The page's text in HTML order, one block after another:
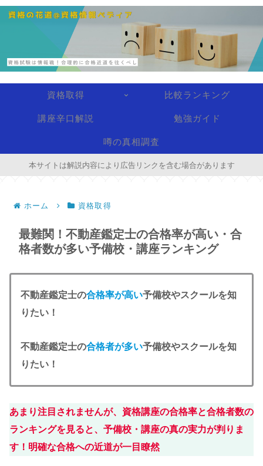
資格取得 比較ランキング
講座辛口解説 勉強ガイド
噂の真相調査
本サイトは解説内容により広告リンクを含む場合があります
ホーム 資格取得
最難関！不動産鑑定士の合格率が高い・合
格者数が多い予備校・講座ランキング
不動産鑑定士の合格率が高い予備校やスクールを知
りたい！
不動産鑑定士の合格者が多い予備校やスクールを知
りたい！
あまり注目されませんが、資格講座の合格率と合格者数の
ランキングを見ると、予備校・講座の真の実力が判りま
す！明確な合格への近道が一目瞭然